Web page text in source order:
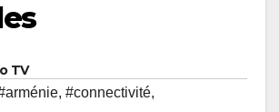
TV
, #connectivité,